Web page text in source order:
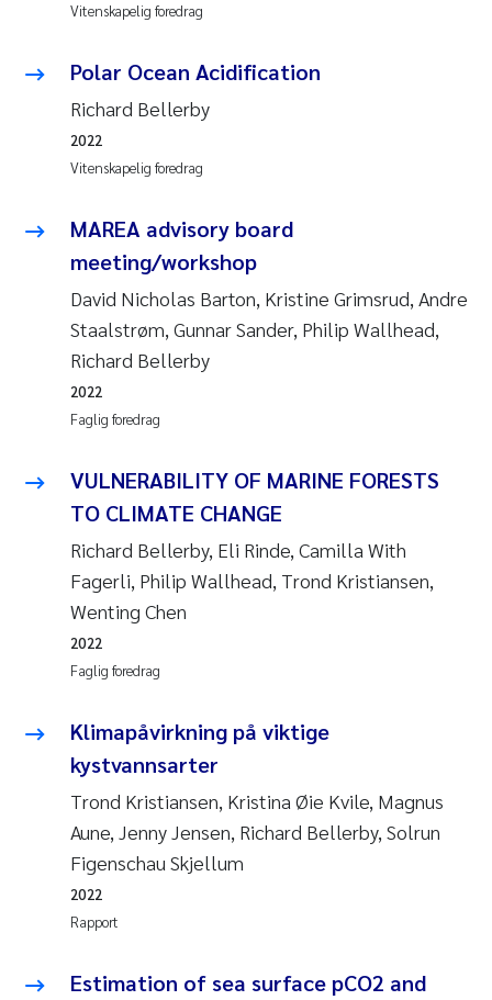
Vitenskapelig foredrag
Polar Ocean Acidification
Richard Bellerby
Vitenskapelig foredrag
2022
MAREA advisory board
meeting/workshop
David Nicholas Barton, Kristine Grimsrud, Andre
Staalstrøm, Gunnar Sander, Philip Wallhead,
Richard Bellerby
Faglig foredrag
2022
VULNERABILITY OF MARINE FORESTS
TO CLIMATE CHANGE
Richard Bellerby, Eli Rinde, Camilla With
Fagerli, Philip Wallhead, Trond Kristiansen,
Wenting Chen
Faglig foredrag
2022
Klimapåvirkning på viktige
kystvannsarter
Trond Kristiansen, Kristina Øie Kvile, Magnus
Aune, Jenny Jensen, Richard Bellerby, Solrun
Figenschau Skjellum
Rapport
2022
Estimation of sea surface pCO2 and